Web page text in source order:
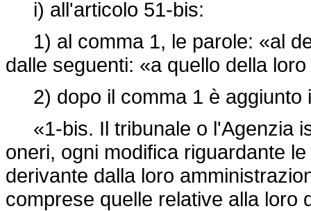
i) all'articolo 51-bis:
1) al comma 1, le parole: «al
dalle seguenti: «a quello della
2) dopo il comma 1 è aggiunto
«1-bis. Il tribunale o l'Agenzia
oneri, ogni modifica riguardante
derivante dalla loro
comprese quelle relative alla loro